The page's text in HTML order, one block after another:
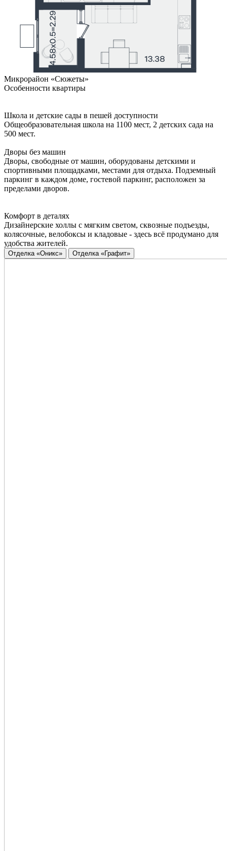
Микрорайон «Сюжеты»
Особенности квартиры
Школа и детские сады в пешей доступности
Общеобразовательная школа на 1100 мест, 2 детских сада на
500 мест.
Дворы без машин
Дворы, свободные от машин, оборудованы детскими и
спортивными площадками, местами для отдыха. Подземный
паркинг в каждом доме, гостевой паркинг, расположен за
пределами дворов.
Комфорт в деталях
Дизайнерские холлы с мягким светом, сквозные подъезды,
колясочные, велобоксы и кладовые - здесь всё продумано для
удобства жителей.
Отделка «Оникс» Отделка «Графит»